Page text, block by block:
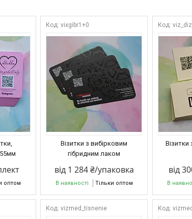
оптом
vixgibr1+0
Візитки з вибірковим
гібридним лаком
від 1 284 ₴/упаковка
В наявності Тільки оптом
Візитки
від
В
vizmed_tisnenie